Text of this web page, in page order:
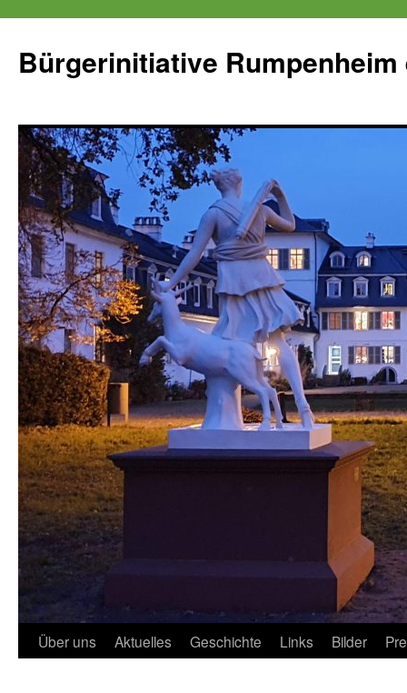
springen
Bürgerinitiative Rumpenheim
Über uns Aktuelles Geschichte Links Bilder